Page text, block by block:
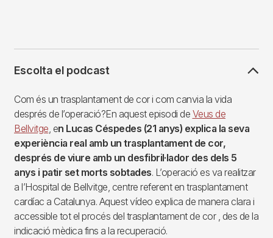
Escolta el podcast
Com és un trasplantament de cor i com canvia la vida
després de l’operació?En aquest episodi de Veus de
Bellvitge , en Lucas Céspedes (21 anys) explica la seva
experiència real amb un trasplantament de cor,
després de viure amb un desfibril·lador des dels 5
anys i patir set morts sobtades. L’operació es va realitzar
a l’Hospital de Bellvitge, centre referent en trasplantament
cardíac a Catalunya. Aquest vídeo explica de manera clara i
accessible tot el procés del trasplantament de cor , des de la
indicació mèdica fins a la recuperació.